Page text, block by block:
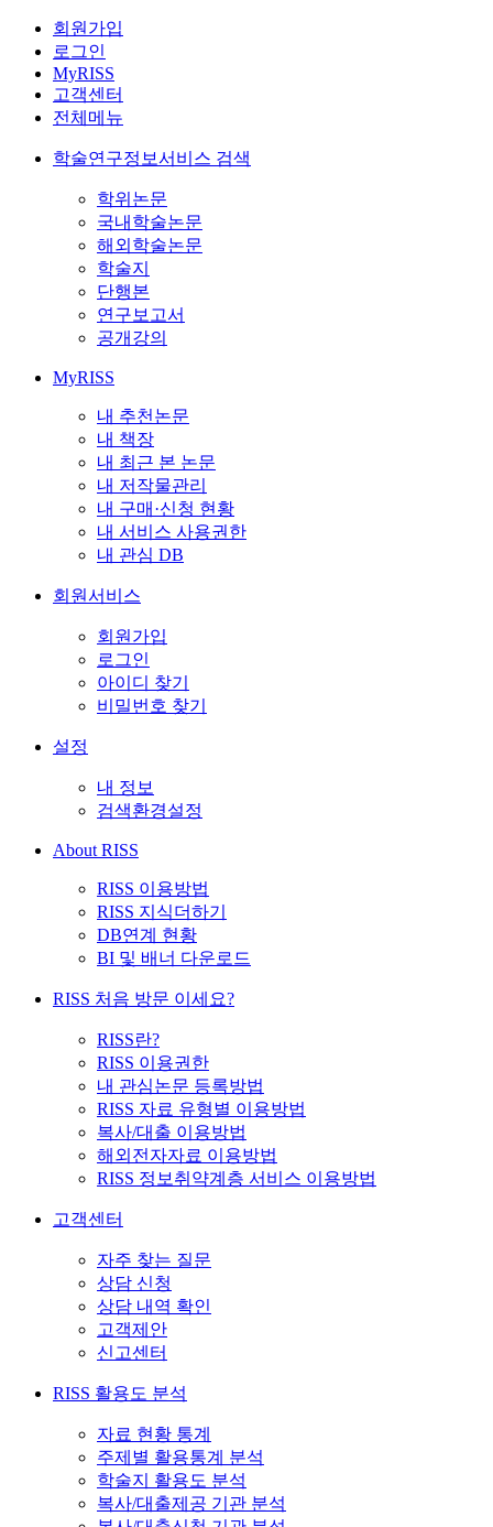
회원가입
로그인
MyRISS
고객센터
전체메뉴
학술연구정보서비스 검색
학위논문
국내학술논문
해외학술논문
학술지
단행본
연구보고서
공개강의
MyRISS
내 추천논문
내 책장
내 최근 본 논문
내 저작물관리
내 구매·신청 현황
내 서비스 사용권한
내 관심 DB
회원서비스
회원가입
로그인
아이디 찾기
비밀번호 찾기
설정
내 정보
검색환경설정
About RISS
RISS 이용방법
RISS 지식더하기
DB연계 현황
BI 및 배너 다운로드
RISS 처음 방문 이세요?
RISS란?
RISS 이용권한
내 관심논문 등록방법
RISS 자료 유형별 이용방법
복사/대출 이용방법
해외전자자료 이용방법
RISS 정보취약계층 서비스 이용방법
고객센터
자주 찾는 질문
상담 신청
상담 내역 확인
고객제안
신고센터
RISS 활용도 분석
자료 현황 통계
주제별 활용통계 분석
학술지 활용도 분석
복사/대출제공 기관 분석